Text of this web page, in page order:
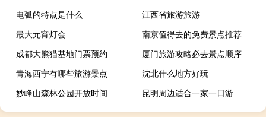
电弧的特点是什么
江西省旅游旅游
最大元宵灯会
南京值得去的免费景点推荐
成都大熊猫基地门票预约
厦门旅游攻略必去景点顺序
青海西宁有哪些旅游景点
沈北什么地方好玩
妙峰山森林公园开放时间
昆明周边适合一家一日游